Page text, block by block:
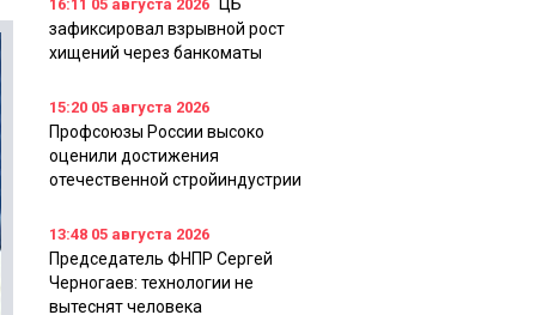
16:11 05 августа 2026
ЦБ
зафиксировал взрывной рост
хищений через банкоматы
15:20 05 августа 2026
Профсоюзы России высоко
оценили достижения
отечественной стройиндустрии
13:48 05 августа 2026
Председатель ФНПР Сергей
Черногаев: технологии не
вытеснят человека